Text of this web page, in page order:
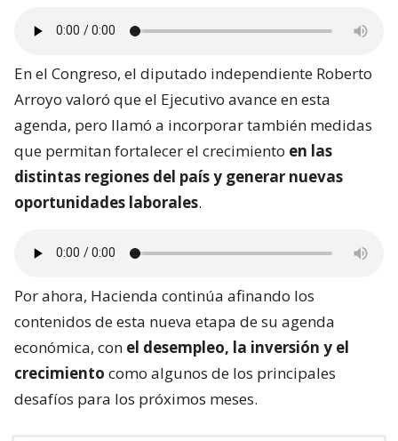
En el Congreso, el diputado independiente Roberto
Arroyo valoró que el Ejecutivo avance en esta
agenda, pero llamó a incorporar también medidas
que permitan fortalecer el crecimiento en las
distintas regiones del país y generar nuevas
oportunidades laborales.
Por ahora, Hacienda continúa afinando los
contenidos de esta nueva etapa de su agenda
económica, con el desempleo, la inversión y el
crecimiento como algunos de los principales
desafíos para los próximos meses.